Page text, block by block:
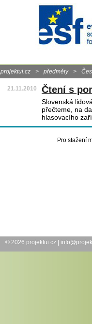
projektui.cz > předměty >
21.11.2010 Čtení s
Slovenská
přečteme, na
hlasovacího
Pro stažení
© 2026 projektui.cz